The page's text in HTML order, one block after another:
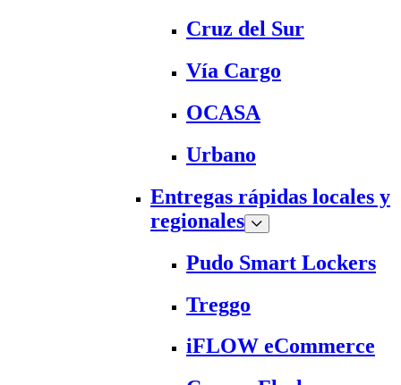
Cruz del Sur
Vía Cargo
OCASA
Urbano
Entregas rápidas locales y
regionales
Pudo Smart Lockers
Treggo
iFLOW eCommerce